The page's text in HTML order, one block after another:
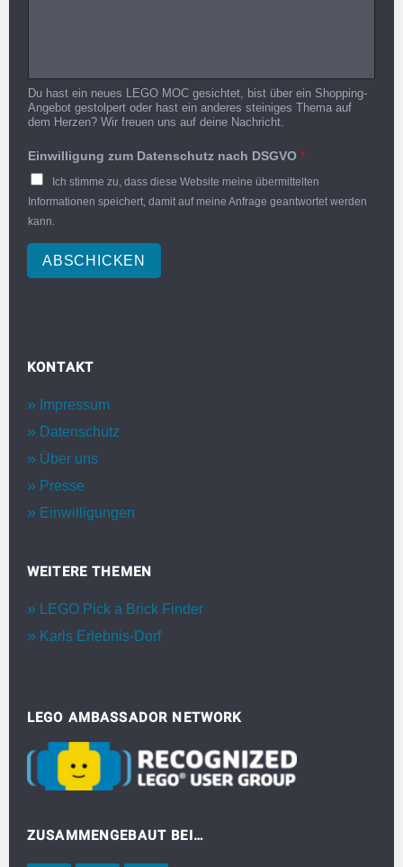
Du hast ein neues LEGO MOC gesichtet, bist über ein Shopping-
Angebot gestolpert oder hast ein anderes steiniges Thema auf
dem Herzen? Wir freuen uns auf deine Nachricht.
Einwilligung zum Datenschutz nach DSGVO *
Ich stimme zu, dass diese Website meine übermittelten
Informationen speichert, damit auf meine Anfrage geantwortet werden
kann.
ABSCHICKEN
KONTAKT
Impressum
Datenschutz
Über uns
Presse
Einwilligungen
WEITERE THEMEN
LEGO Pick a Brick Finder
Karls Erlebnis-Dorf
LEGO AMBASSADOR NETWORK
ZUSAMMENGEBAUT BEI…